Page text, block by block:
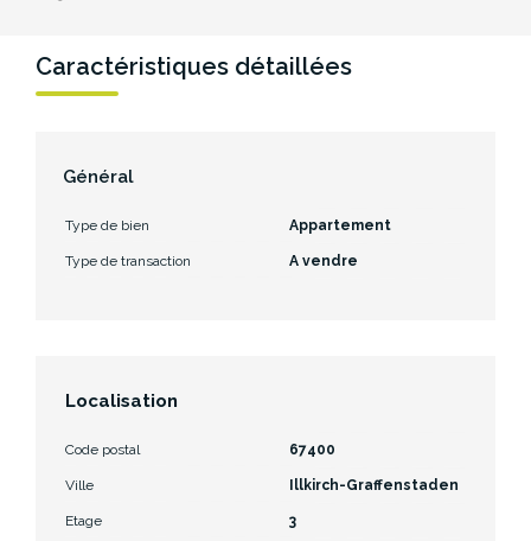
Caractéristiques détaillées
Général
Type de bien Appartement
Type de transaction A vendre
Localisation
Code postal 67400
Ville Illkirch-Graffenstaden
Etage 3